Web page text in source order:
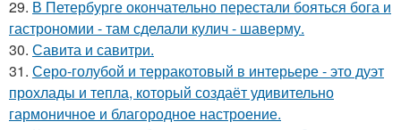
29. В Петербурге окончательно перестали бояться бога и
гастрономии - там сделали кулич - шаверму.
30. Савита и савитри.
31. Серо-голубой и терракотовый в интерьере - это дуэт
прохлады и тепла, который создаёт удивительно
гармоничное и благородное настроение.